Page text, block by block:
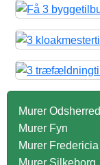
Murer Odsherred
Murer Fyn
Murer Fredericia
Murer Silkeborg